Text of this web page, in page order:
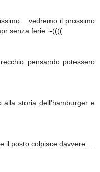
...vedremo il prossimo
senza ferie :-((((
pensando potessero
alla storia dell'hamburger e
il posto colpisce davvere....